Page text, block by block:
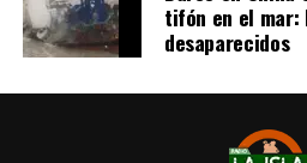
19.968.680-1
Banco Falabella, cuenta
11510154944
fernandokine1998@gmail.com
tifón en el mar:
desaparecidos